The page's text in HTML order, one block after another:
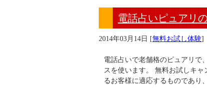
電話占いピュアリ
2014年03月14日 [無料お試し体験]
電話占いで老舗格のピュアリで
スを使います。 無料お試しキ
るお客様に適応するものであり